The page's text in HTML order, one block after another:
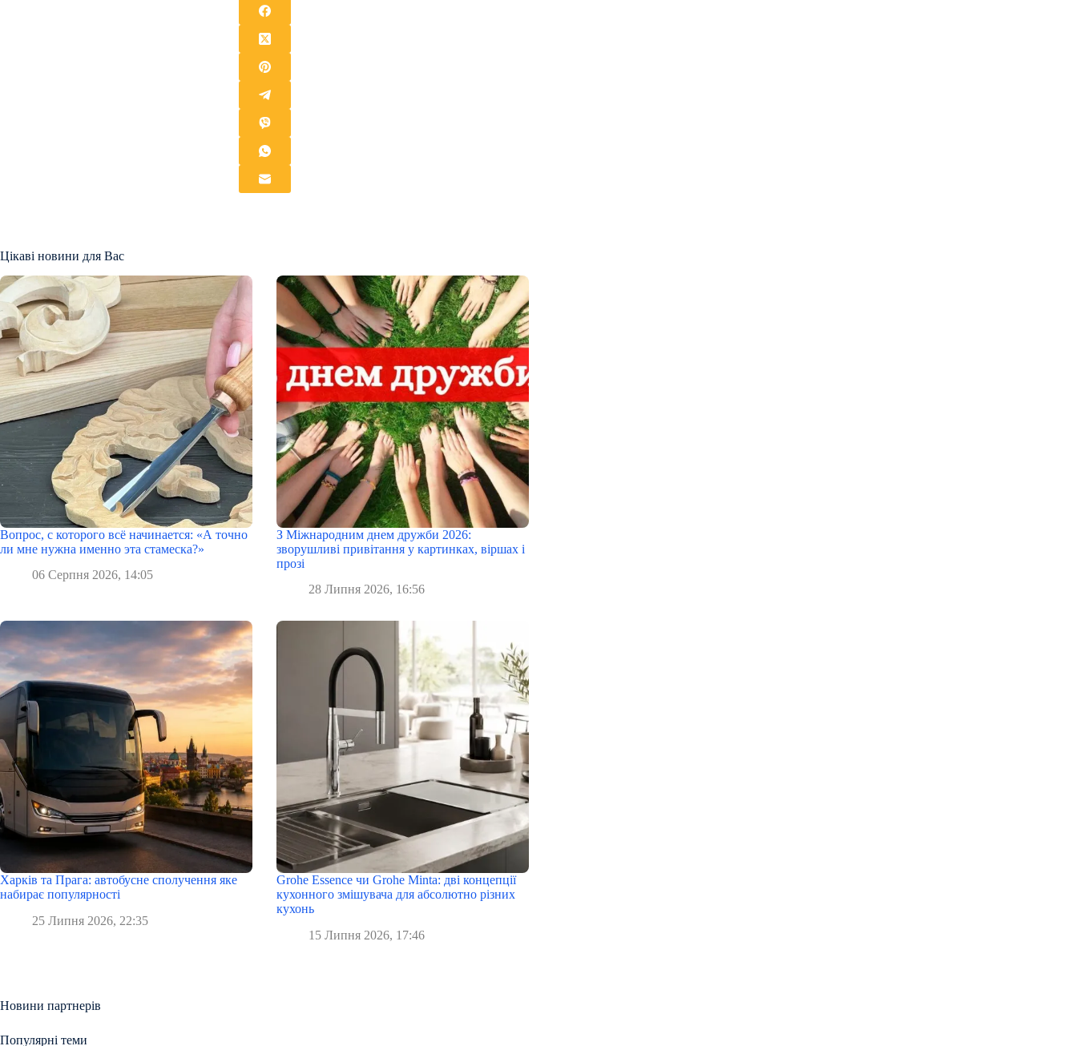
Цікаві новини для Вас
Вопрос, с которого всё начинается: «А точно
ли мне нужна именно эта стамеска?»
06 Серпня 2026, 14:05
З Міжнародним днем дружби 2026:
зворушливі привітання у картинках, віршах і
прозі
28 Липня 2026, 16:56
Харків та Прага: автобусне сполучення яке
набирає популярності
25 Липня 2026, 22:35
Grohe Essence чи Grohe Minta: дві концепції
кухонного змішувача для абсолютно різних
кухонь
15 Липня 2026, 17:46
Новини партнерів
Популярні теми